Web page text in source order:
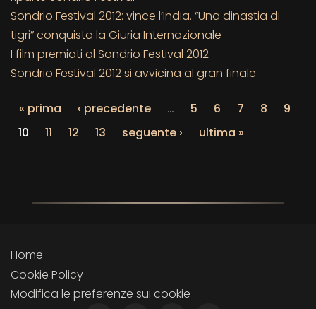
Sondrio Festival 2012: vince l’India. “Una dinastia di
tigri” conquista la Giuria Internazionale
I film premiati al Sondrio Festival 2012
Sondrio Festival 2012 si avvicina al gran finale
« prima ‹ precedente … 5 6 7 8
9
10
11 12 13 seguente › ultima »
Home
Cookie Policy
Modifica le preferenze sui cookie